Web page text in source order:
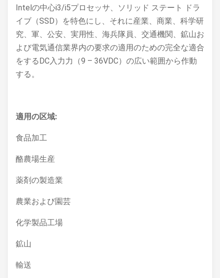
Intelの中心i3/i5プロセッサ、ソリッド ステート ドラ
イブ（SSD）を特色にし、それに産業、商業、科学研
究、軍、公安、実用性、海兵隊員、交通機関、鉱山お
よび電気通信業界内の要求の適用のための完全な適合
をするDC入力力（9 – 36VDC）の広い範囲から作動
する。
適用の区域:
食品加工
酪農場生産
薬剤の製造業
農業および園芸
化学製品工場
鉱山
輸送